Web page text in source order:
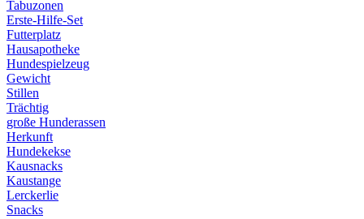
Tabuzonen
Erste-Hilfe-Set
Futterplatz
Hausapotheke
Hundespielzeug
Gewicht
Stillen
Trächtig
große Hunderassen
Herkunft
Hundekekse
Kausnacks
Kaustange
Lerckerlie
Snacks